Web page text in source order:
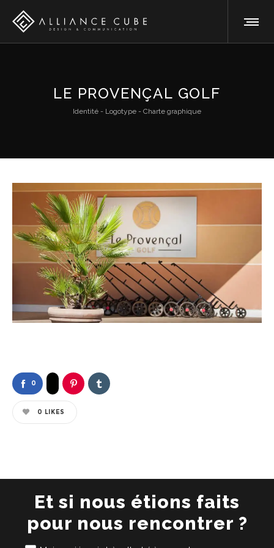
LE PROVENÇAL GOLF
Identité - Logotype - Charte graphique
0
0 LIKES
Et si nous étions faits
pour nous rencontrer ?